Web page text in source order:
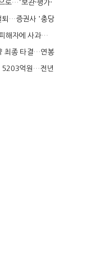
로…'보관·평가·
퇴…증권사 '충당
해자에 사과…
최종 타결…연봉
5203억원…전년